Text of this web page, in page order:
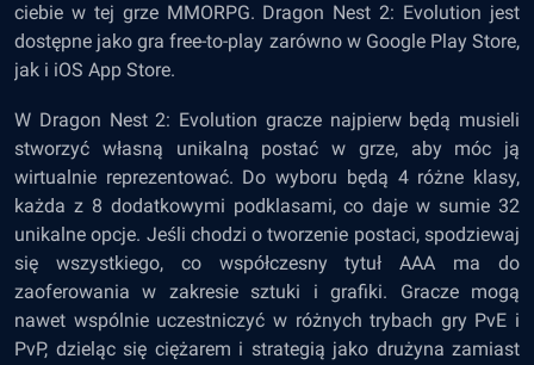
ciebie w tej grze MMORPG. Dragon Nest 2: Evolution jest
dostępne jako gra free-to-play zarówno w Google Play Store,
jak i iOS App Store.
W Dragon Nest 2: Evolution gracze najpierw będą musieli
stworzyć własną unikalną postać w grze, aby móc ją
wirtualnie reprezentować. Do wyboru będą 4 różne klasy,
każda z 8 dodatkowymi podklasami, co daje w sumie 32
unikalne opcje. Jeśli chodzi o tworzenie postaci, spodziewaj
się wszystkiego, co współczesny tytuł AAA ma do
zaoferowania w zakresie sztuki i grafiki. Gracze mogą
nawet wspólnie uczestniczyć w różnych trybach gry PvE i
PvP, dzieląc się ciężarem i strategią jako drużyna zamiast